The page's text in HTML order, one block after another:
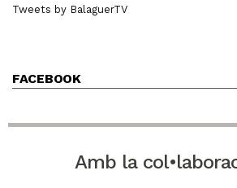
Tweets by BalaguerTV
FACEBOOK
Amb la